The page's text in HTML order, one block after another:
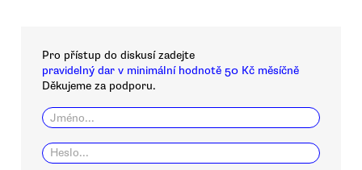
Pro přístup do diskusí zadejte
pravidelný dar v minimální hodnotě 50 Kč měsíčně
Děkujeme za podporu.